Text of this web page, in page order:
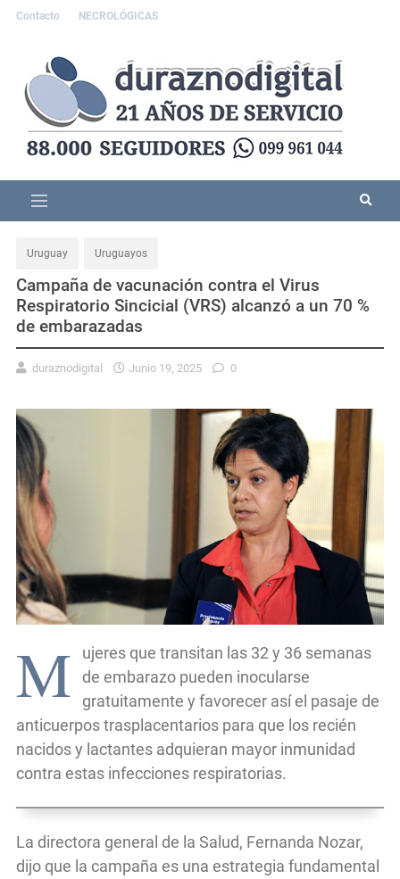
Contacto NECROLÓGICAS
Uruguay Uruguayos
Campaña de vacunación contra el Virus
Respiratorio Sincicial (VRS) alcanzó a un 70 %
de embarazadas
duraznodigital Junio 19, 2025 0
M
ujeres que transitan las 32 y 36 semanas
de embarazo pueden inocularse
gratuitamente y favorecer así el pasaje de
anticuerpos trasplacentarios para que los recién
nacidos y lactantes adquieran mayor inmunidad
contra estas infecciones respiratorias.
La directora general de la Salud, Fernanda Nozar,
dijo que la campaña es una estrategia fundamental